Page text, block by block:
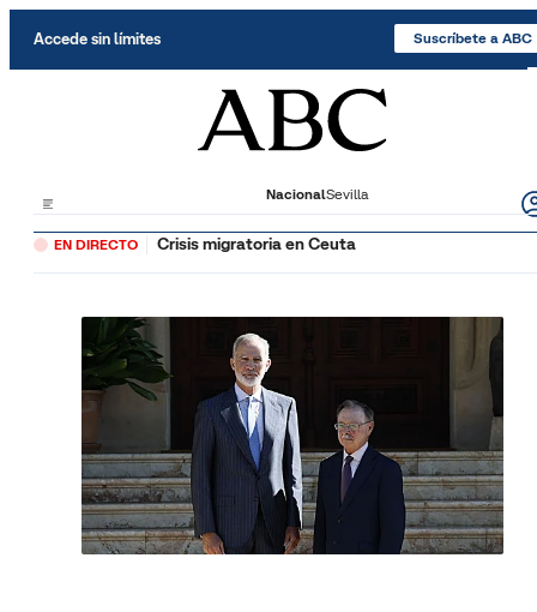
Accede sin límites Suscríbete a ABC
NacionalSevilla
EN DIRECTO Crisis migratoria en Ceuta